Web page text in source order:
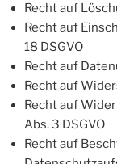
Recht auf
Recht auf
18 DSGVO
Recht auf
Recht auf
Recht auf
Abs. 3 DSGVO
Recht auf